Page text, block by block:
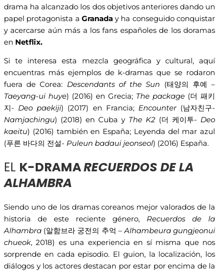
drama ha alcanzado los dos objetivos anteriores dando un
papel protagonista a Granaday ha conseguido conquistar
y acercarse aún más a los fans españoles de los doramas
en Netflix.
Si te interesa esta mezcla geográfica y cultural, aquí
encuentras más ejemplos de k-dramas que se rodaron
fuera de Corea: Descendants of the Sun (태양의 후예 –
Taeyang-ui huye) (2016) en Grecia; The package (더 패키
지- Deo paekiji) (2017) en Francia; Encounter(남자친구-
Namjachingu) (2018) en Cuba y The K2 (더 케이투- Deo
kaeitu) (2016) también en España; Leyenda del mar azul
(푸른 바다의 전설- Puleun badaui jeonseol) (2016) España.
EL K-DRAMARECUERDOS DE LA
ALHAMBRA
Siendo uno de los dramas coreanos mejor valorados de la
historia de este reciente género, Recuerdos de la
Alhambra (알함브라 궁전의 추억 –Alhambeura gungjeonui
chueok, 2018) es una experiencia en sí misma que nos
sorprende en cada episodio. El guion, la localización, los
diálogos y los actores destacan por estar por encima de la